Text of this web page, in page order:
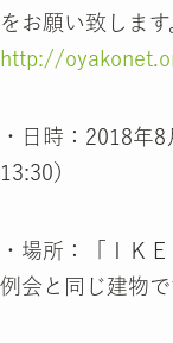
をお願い致します
http://
・日時：2018年
13:30）
・場所：「ＩＫ
例会と同じ建物で